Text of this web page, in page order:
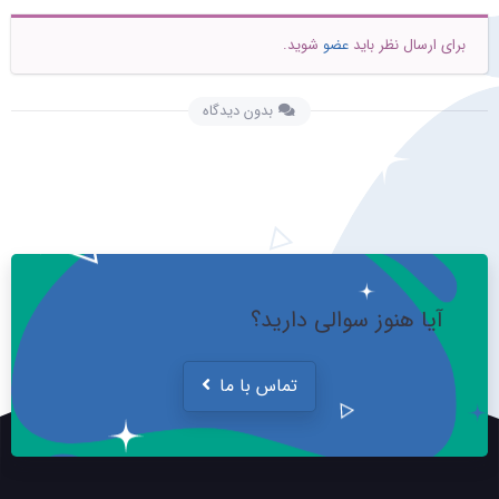
برای ارسال نظر باید عضو شوید.
بدون دیدگاه
آیا هنوز سوالی دارید؟
تماس با ما